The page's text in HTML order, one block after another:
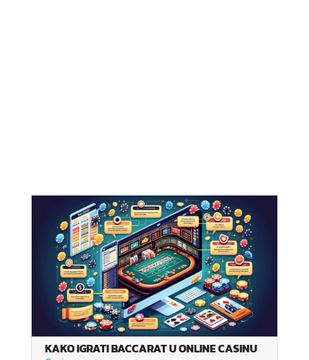
KAKO IGRATI BACCARAT U ONLINE CASINU